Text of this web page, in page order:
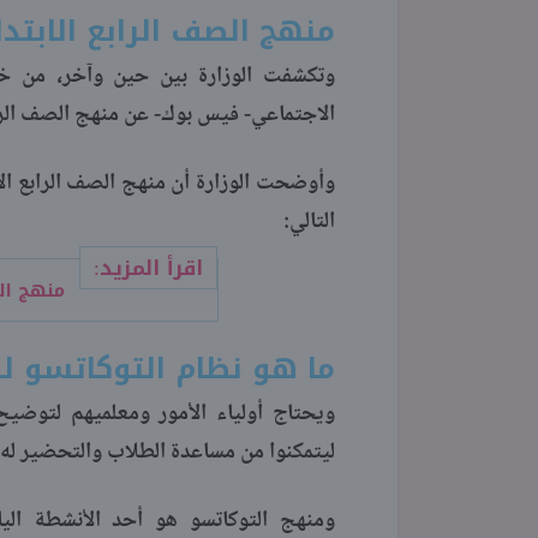
منهج الصف الرابع الابتدائي
وتكشفت الوزارة بين حين وآخر، من
الاجتماعي- فيس بوك- عن منهج الصف الرابع الابتدائي
التالي:
اقرأ المزيد:
منهج
ما هو نظام التوكاتسو للصف
ليتمكنوا من مساعدة الطلاب والتحضير
ومنهج التوكاتسو هو أحد الأنشطة